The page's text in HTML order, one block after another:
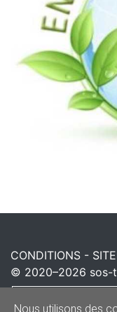
CONDITIONS -
© 2020–2026 sos-
Powered by
Nous utilisons des